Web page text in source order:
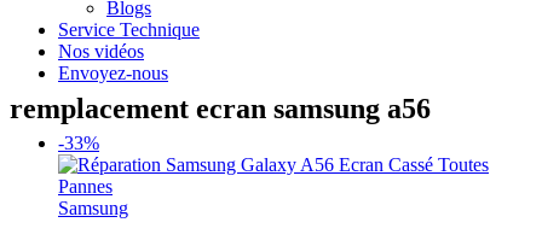
Blogs
Service Technique
Nos vidéos
Envoyez-nous
remplacement ecran samsung a56
-33%
Samsung